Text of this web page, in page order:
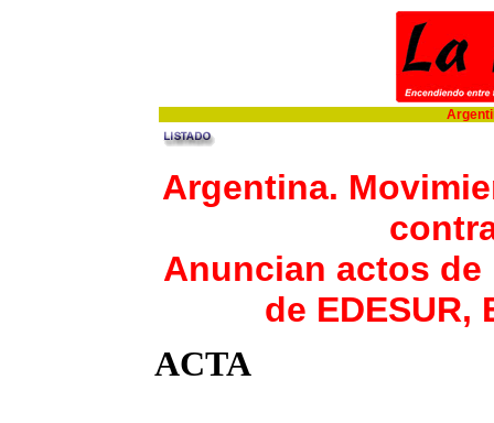
Argentina.
Anuncian actos
de EDESUR,
ACTA